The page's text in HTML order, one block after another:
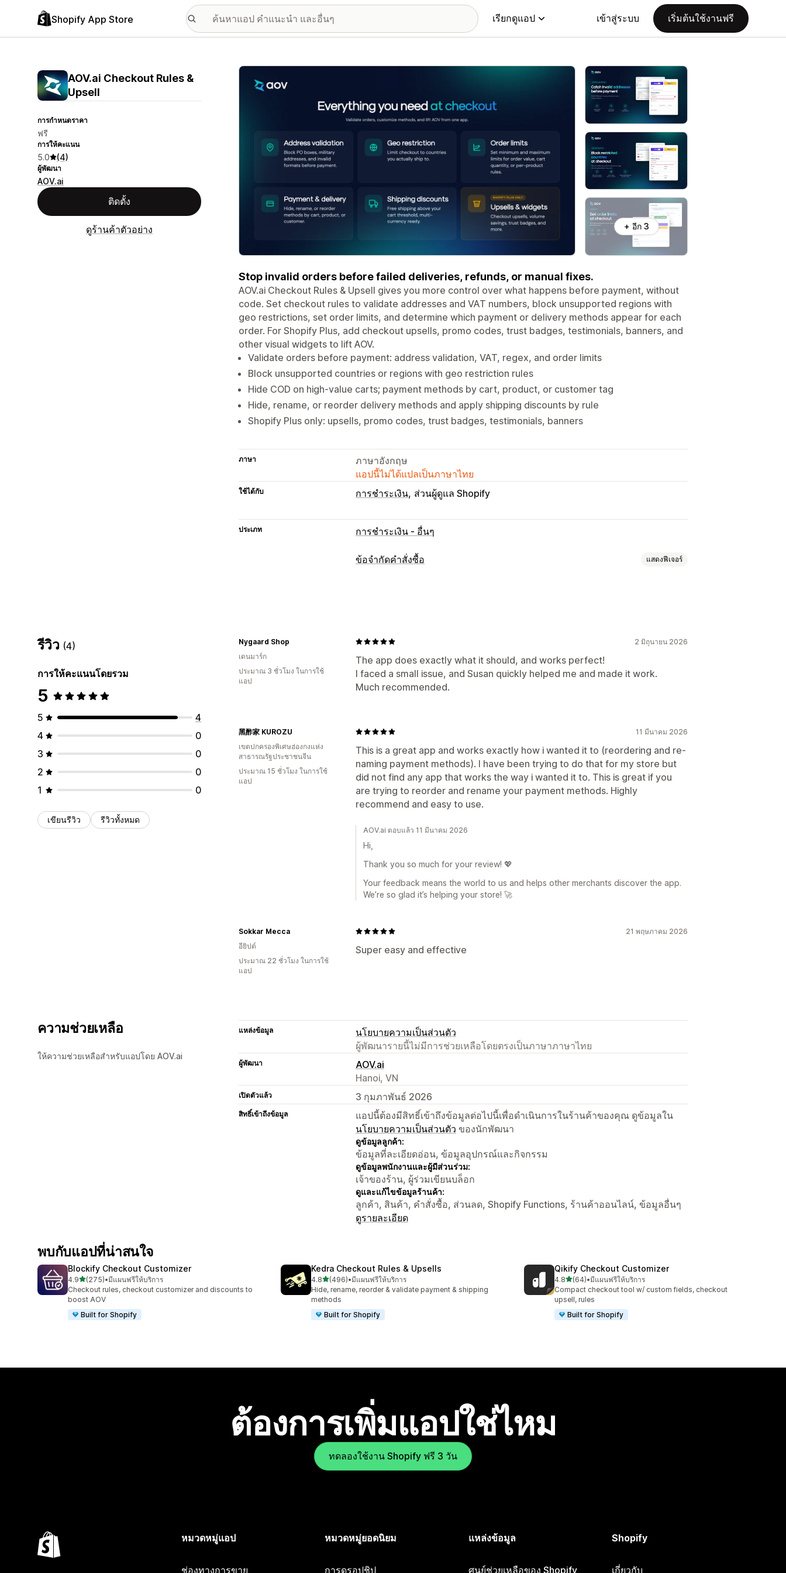
Shopify App Store เรียกดูแอป เข้าสู่ระบบ เริ่มต้นใช้งานฟรี
AOV.ai Checkout Rules &
Upsell
การกำหนดราคา
ฟรี
การให้คะแนน
5.0 (4)
ผู้พัฒนา
AOV.ai
ติดตั้ง
ดูร้านค้าตัวอย่าง
แกลเลอรีรูปภาพที่แสดง
+ อีก 3
Stop invalid orders before failed deliveries, refunds, or manual fixes.
AOV.ai Checkout Rules & Upsell gives you more control over what happens before payment, without
code. Set checkout rules to validate addresses and VAT numbers, block unsupported regions with
geo restrictions, set order limits, and determine which payment or delivery methods appear for each
order. For Shopify Plus, add checkout upsells, promo codes, trust badges, testimonials, banners, and
other visual widgets to lift AOV.
Validate orders before payment: address validation, VAT, regex, and order limits
Block unsupported countries or regions with geo restriction rules
Hide COD on high-value carts; payment methods by cart, product, or customer tag
Hide, rename, or reorder delivery methods and apply shipping discounts by rule
Shopify Plus only: upsells, promo codes, trust badges, testimonials, banners
ภาษา
ภาษาอังกฤษ
แอปนี้ไม่ได้แปลเป็นภาษาไทย
ใช้ได้กับ การชำระเงิน ส่วนผู้ดูแล Shopify
ประเภท การชำระเงิน - อื่นๆ
ข้อจำกัดคำสั่งซื้อ แสดงฟีเจอร์
การตั้งค่าการแจ้งเตือน
แอปการชำระเงิน ข้อความที่กำหนดเอง
รีวิว (4)
การให้คะแนนโดยรวม
5
5
4
4
0
3
0
2
0
1
0
เขียนรีวิว รีวิวทั้งหมด
2 มิถุนายน 2026
The app does exactly what it should, and works perfect!
I faced a small issue, and Susan quickly helped me and made it work.
Much recommended.
Nygaard Shop
เดนมาร์ก
ประมาณ 3 ชั่วโมง ในการใช้
แอป
11 มีนาคม 2026
This is a great app and works exactly how i wanted it to (reordering and re-
naming payment methods). I have been trying to do that for my store but
did not find any app that works the way i wanted it to. This is great if you
are trying to reorder and rename your payment methods. Highly
recommend and easy to use.
黑酢家 KUROZU
เขตปกครองพิเศษฮ่องกงแห่ง
สาธารณรัฐประชาชนจีน
ประมาณ 15 ชั่วโมง ในการใช้
แอป
AOV.ai ตอบแล้ว 11 มีนาคม 2026
Hi,
Thank you so much for your review! 💖
Your feedback means the world to us and helps other merchants discover the app.
We’re so glad it’s helping your store! 🚀
21 พฤษภาคม 2026
Super easy and effective
Sokkar Mecca
อียิปต์
ประมาณ 22 ชั่วโมง ในการใช้
แอป
ความช่วยเหลือ
ให้ความช่วยเหลือสำหรับแอปโดย AOV.ai
แหล่งข้อมูล
นโยบายความเป็นส่วนตัว
ผู้พัฒนารายนี้ไม่มีการช่วยเหลือโดยตรงเป็นภาษาภาษาไทย
ผู้พัฒนา
AOV.ai
Hanoi, VN
เปิดตัวแล้ว 3 กุมภาพันธ์ 2026
สิทธิ์เข้าถึงข้อมูล
แอปนี้ต้องมีสิทธิ์เข้าถึงข้อมูลต่อไปนี้เพื่อดำเนินการในร้านค้าของคุณ ดูข้อมูลใน
นโยบายความเป็นส่วนตัว ของนักพัฒนา
ดูข้อมูลลูกค้า:
ข้อมูลที่ละเอียดอ่อน, ข้อมูลอุปกรณ์และกิจกรรม
ดูข้อมูลพนักงานและผู้มีส่วนร่วม:
เจ้าของร้าน, ผู้ร่วมเขียนบล็อก
ดูและแก้ไขข้อมูลร้านค้า:
ลูกค้า, สินค้า, คำสั่งซื้อ, ส่วนลด, Shopify Functions, ร้านค้าออนไลน์, ข้อมูลอื่นๆ
ดูรายละเอียด
พบกับแอปที่น่าสนใจ
Blockify Checkout Customizer
4.9เต็ม 5 ดาว
(275)
ทั้งหมด 275 รีวิว
•มีแผนฟรีให้บริการ
Checkout rules, checkout customizer and discounts to
boost AOV
Built for Shopify
Kedra Checkout Rules & Upsells
4.8เต็ม 5 ดาว
(496)
ทั้งหมด 496 รีวิว
•มีแผนฟรีให้บริการ
Hide, rename, reorder & validate payment & shipping
methods
Built for Shopify
Qikify Checkout Customizer
4.8เต็ม 5 ดาว
(64)
ทั้งหมด 64 รีวิว
•มีแผนฟรีให้บริการ
Compact checkout tool w/ custom fields, checkout
upsell, rules
Built for Shopify
ต้องการเพิ่มแอปใช่ไหม
ทดลองใช้งาน Shopify ฟรี 3 วัน
หมวดหมู่แอป
ช่องทางการขาย
หมวดหมู่ยอดนิยม
การดรอปชิป
แหล่งข้อมูล
ศูนย์ช่วยเหลือของ Shopify
Shopify
เกี่ยวกับ